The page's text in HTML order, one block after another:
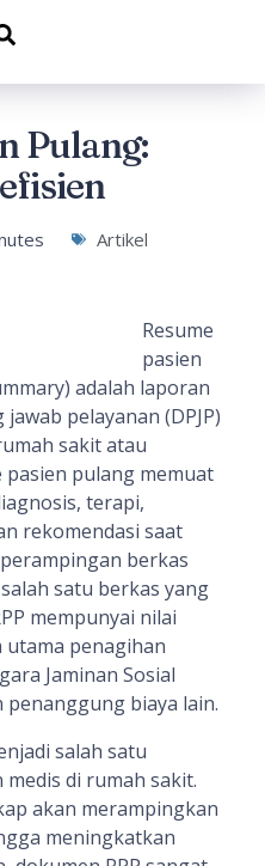
Pulang:
Artikel
Resume
pasien
adalah laporan
pelayanan (DPJP)
sakit atau
pasien pulang memuat
terapi,
rekomendasi saat
berkas
satu berkas yang
mempunyai nilai
utama penagihan
Jaminan Sosial
penanggung biaya lain.
salah satu
di rumah sakit.
akan merampingkan
meningkatkan